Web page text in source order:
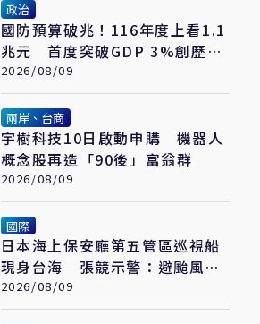
政治
國防預算破兆！116年度上看1.1
兆元 首度突破GDP 3%創歷史
新高
2026/08/09
兩岸、台商
宇樹科技10日啟動申購 機器人
概念股再造「90後」富翁群
2026/08/09
國際
日本海上保安廳第五管區巡視船
現身台海 張競示警：避颱風也
要關注航行動向
2026/08/09